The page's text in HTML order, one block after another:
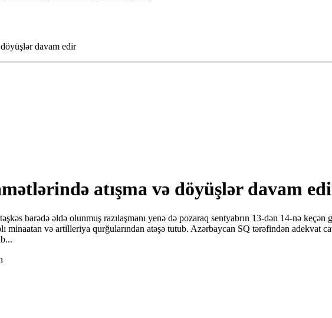
davam edir
atışma və döyüşlər davam
barədə əldə olunmuş razılaşmanı yenə də pozaraq sentyabrın 13-dən 14-nə keçən
və artilleriya qurğularından atəşə tutub. Azərbaycan SQ tərəfindən adekvat